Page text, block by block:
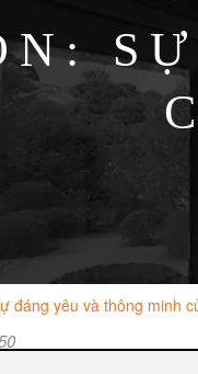
đáng yêu và thông minh